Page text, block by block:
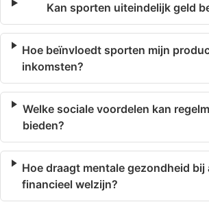
Kan sporten uiteindelijk geld
Hoe beïnvloedt sporten mijn
inkomsten?
Welke sociale voordelen kan
bieden?
Hoe draagt mentale gezondheid bij
financieel welzijn?